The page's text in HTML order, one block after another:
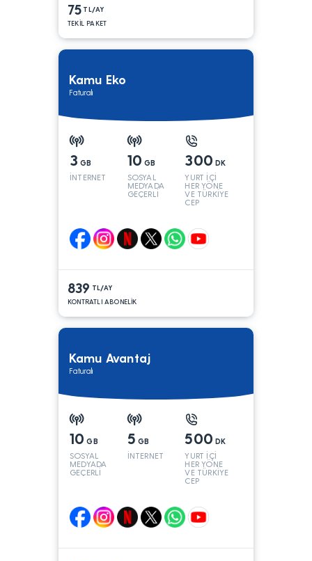
75 TL/AY
TEKİL PAKET
Kamu Eko
Faturalı
3 GB
İNTERNET
10 GB
SOSYAL
MEDYADA
GEÇERLİ
300 DK
YURT İÇİ
HER YÖNE
VE TÜRKİYE
CEP
839 TL/AY
KONTRATLI ABONELİK
Kamu Avantaj
Faturalı
10 GB
SOSYAL
MEDYADA
GEÇERLİ
5 GB
İNTERNET
500 DK
YURT İÇİ
HER YÖNE
VE TÜRKİYE
CEP